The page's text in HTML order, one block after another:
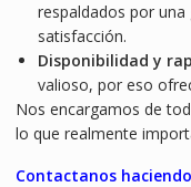
respaldados por
satisfacción.
Disponibilidad y
valioso, por eso
Nos encargamos de
lo que realmente
Contactanos